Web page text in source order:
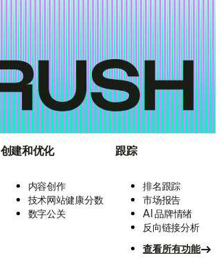
创建和优化
内容创作
技术网站健康分数
数字公关
跟踪
排名跟踪
市场报告
AI 品牌情绪
反向链接分析
查看所有功能